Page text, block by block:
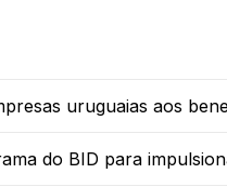
uruguaias aos
do BID para